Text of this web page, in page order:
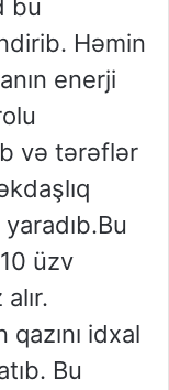
bu
Həmin
enerji
və tərəflər
üzv
idxal
Bu